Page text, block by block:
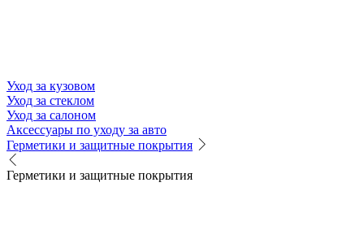
Уход за кузовом
Уход за стеклом
Уход за салоном
Аксессуары по уходу за авто
Герметики и защитные покрытия
Герметики и защитные покрытия